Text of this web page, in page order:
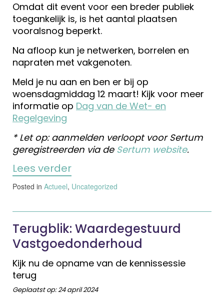
Omdat dit event voor een breder publiek
toegankelijk is, is het aantal plaatsen
vooralsnog beperkt.
Na afloop kun je netwerken, borrelen en
napraten met vakgenoten.
Meld je nu aan en ben er bij op
woensdagmiddag 12 maart! Kijk voor meer
informatie op Dag van de Wet- en
Regelgeving
* Let op: aanmelden verloopt voor Sertum
geregistreerden via de Sertum website.
Lees verder
Posted in Actueel, Uncategorized
Terugblik: Waardegestuurd
Vastgoedonderhoud
Kijk nu de opname van de kennissessie
terug
Geplaatst op:24 april 2024